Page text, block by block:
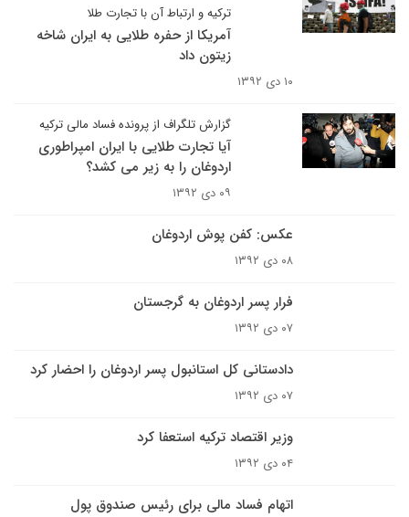
ترکیه و ارتباط آن با تجارت طلا
آمریکا از حفره طلایی به ایران شاخه
زیتون داد
۱۰ دی ۱۳۹۲
گزارش تلگراف از پرونده فساد مالی ترکیه
آیا تجارت طلایی با ایران امپراطوری
اردوغان را به زیر می کشد؟
۰۹ دی ۱۳۹۲
عکس: کفن پوش اردوغان
۰۸ دی ۱۳۹۲
فرار پسر اردوغان به گرجستان
۰۷ دی ۱۳۹۲
دادستانی کل استانبول پسر اردوغان را احضار کرد
۰۷ دی ۱۳۹۲
وزیر اقتصاد ترکیه استعفا کرد
۰۴ دی ۱۳۹۲
اتهام فساد مالی برای رئیس صندوق پول